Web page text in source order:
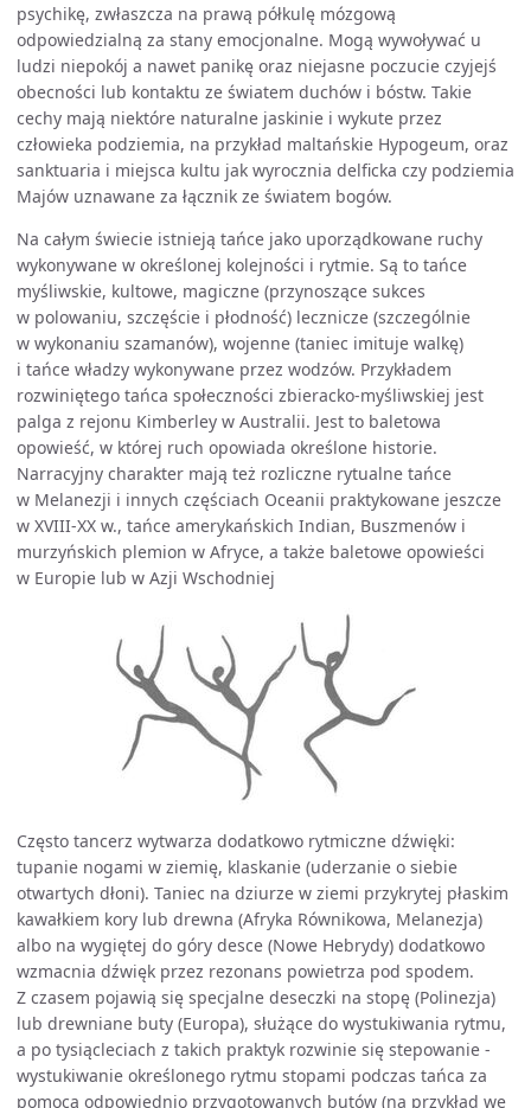
psychikę, zwłaszcza na prawą półkulę mózgową
odpowiedzialną za stany emocjonalne. Mogą wywoływać u
ludzi niepokój a nawet panikę oraz niejasne poczucie czyjejś
obecności lub kontaktu ze światem duchów i bóstw. Takie
cechy mają niektóre naturalne jaskinie i wykute przez
człowieka podziemia, na przykład maltańskie Hypogeum, oraz
sanktuaria i miejsca kultu jak wyrocznia delficka czy podziemia
Majów uznawane za łącznik ze światem bogów.
Na całym świecie istnieją tańce jako uporządkowane ruchy
wykonywane w określonej kolejności i rytmie. Są to tańce
myśliwskie, kultowe, magiczne (przynoszące sukces
w polowaniu, szczęście i płodność) lecznicze (szczególnie
w wykonaniu szamanów), wojenne (taniec imituje walkę)
i tańce władzy wykonywane przez wodzów. Przykładem
rozwiniętego tańca społeczności zbieracko-myśliwskiej jest
palga z rejonu Kimberley w Australii. Jest to baletowa
opowieść, w której ruch opowiada określone historie.
Narracyjny charakter mają też rozliczne rytualne tańce
w Melanezji i innych częściach Oceanii praktykowane jeszcze
w XVIII-XX w., tańce amerykańskich Indian, Buszmenów i
murzyńskich plemion w Afryce, a także baletowe opowieści
w Europie lub w Azji Wschodniej
Często tancerz wytwarza dodatkowo rytmiczne dźwięki:
tupanie nogami w ziemię, klaskanie (uderzanie o siebie
otwartych dłoni). Taniec na dziurze w ziemi przykrytej płaskim
kawałkiem kory lub drewna (Afryka Równikowa, Melanezja)
albo na wygiętej do góry desce (Nowe Hebrydy) dodatkowo
wzmacnia dźwięk przez rezonans powietrza pod spodem.
Z czasem pojawią się specjalne deseczki na stopę (Polinezja)
lub drewniane buty (Europa), służące do wystukiwania rytmu,
a po tysiącleciach z takich praktyk rozwinie się stepowanie -
wystukiwanie określonego rytmu stopami podczas tańca za
pomocą odpowiednio przygotowanych butów (na przykład we